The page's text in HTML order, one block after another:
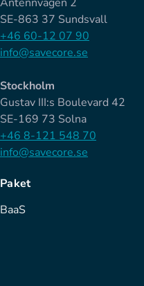
SE-863 37 Sundsvall
+46 60-12 07 90
info@savecore.se
Stockholm
Gustav III:s Boulevard 42
SE-169 73 Solna
+46 8-121 548 70
info@savecore.se
Paket
BaaS